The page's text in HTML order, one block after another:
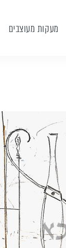
מעקות מעוצבים